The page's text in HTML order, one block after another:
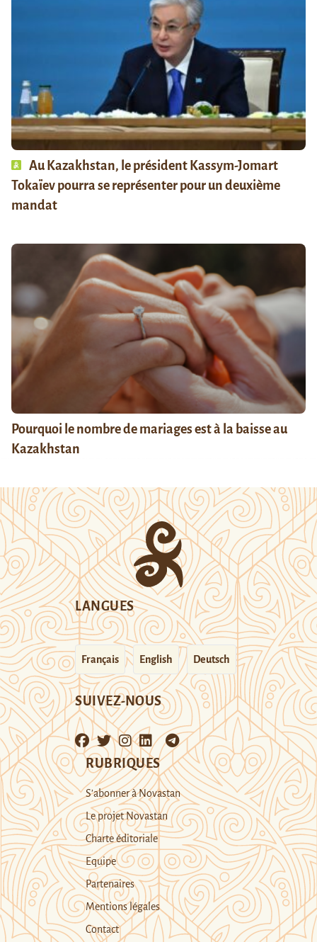
Au Kazakhstan, le président Kassym-Jomart
Tokaïev pourra se représenter pour un deuxième
mandat
Pourquoi le nombre de mariages est à la baisse au
Kazakhstan
LANGUES
Français English Deutsch
SUIVEZ-NOUS
RUBRIQUES
S’abonner à Novastan
Le projet Novastan
Charte éditoriale
Equipe
Partenaires
Mentions légales
Contact